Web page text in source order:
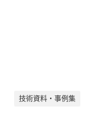
技術資料・事例集